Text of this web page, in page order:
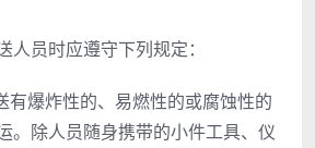
人员时应遵守下列规定：
有爆炸性的、易燃性的或腐蚀性的
。除人员随身携带的小件工具、仪